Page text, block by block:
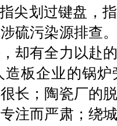
尖划过键盘，
硫污染源排查
却有全力以赴
造板企业的锅
长；陶瓷厂的
注而严肃；绕